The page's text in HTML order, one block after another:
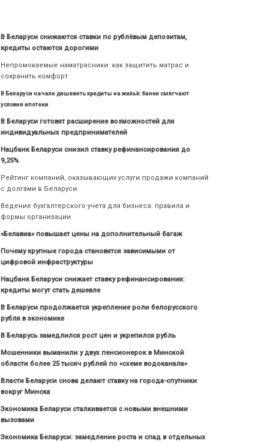
В Беларуси снижаются ставки по рублёвым депозитам,
кредиты остаются дорогими
Непромокаемые наматрасники: как защитить матрас и
сохранить комфорт
В Беларуси начали дешеветь кредиты на жильё: банки смягчают
условия ипотеки
В Беларуси готовят расширение возможностей для
индивидуальных предпринимателей
Нацбанк Беларуси снизил ставку рефинансирования до
9,25%
Рейтинг компаний, оказывающих услуги продажи компаний
с долгами в Беларуси
Ведение бухгалтерского учета для бизнеса: правила и
формы организации
«Белавиа» повышает цены на дополнительный багаж
Почему крупные города становятся зависимыми от
цифровой инфраструктуры
Нацбанк Беларуси снижает ставку рефинансирования:
кредиты могут стать дешевле
В Беларуси продолжается укрепление роли белорусского
рубля в экономике
В Беларусь замедлился рост цен и укрепился рубль
Мошенники выманили у двух пенсионерок в Минской
области более 25 тысяч рублей по «схеме водоканала»
Власти Беларуси снова делают ставку на города-спутники
вокруг Минска
Экономика Беларуси сталкивается с новыми внешними
вызовами
Экономика Беларуси: замедление роста и спад в отдельных